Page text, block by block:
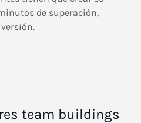
de superación,
team buildings